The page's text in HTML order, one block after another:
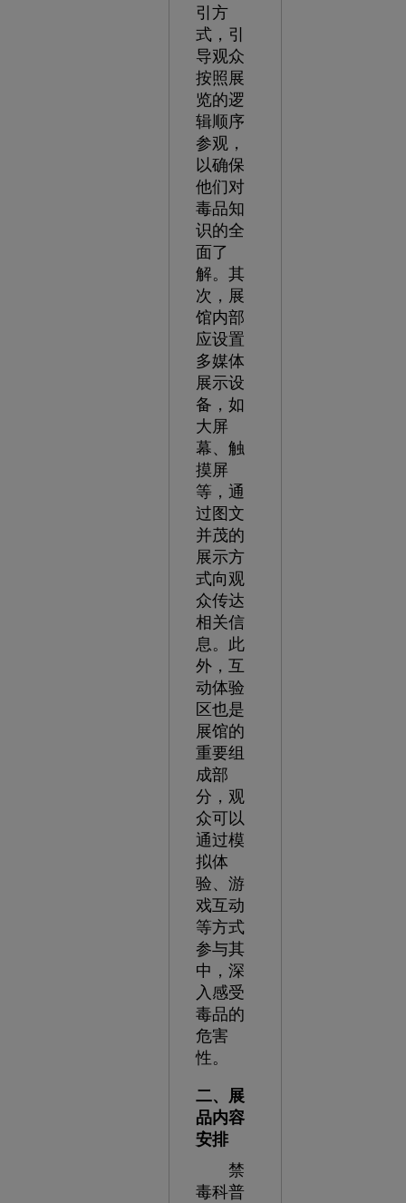
引方
式，引
导观众
按照展
览的逻
辑顺序
参观，
以确保
他们对
毒品知
识的全
面了
解。其
次，展
馆内部
应设置
多媒体
展示设
备，如
大屏
幕、触
摸屏
等，通
过图文
并茂的
展示方
式向观
众传达
相关信
息。此
外，互
动体验
区也是
展馆的
重要组
成部
分，观
众可以
通过模
拟体
验、游
戏互动
等方式
参与其
中，深
入感受
毒品的
危害
性。
二、展
品内容
安排
禁
毒科普